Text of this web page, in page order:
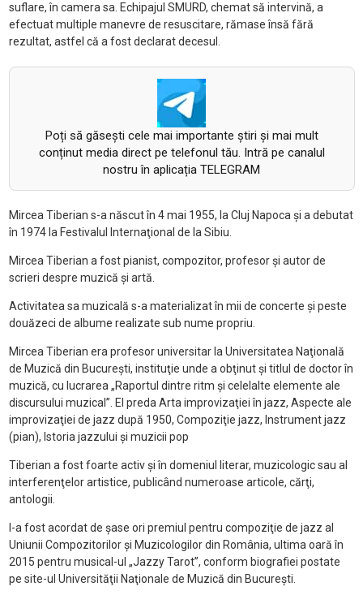
suflare, în camera sa. Echipajul SMURD, chemat să intervină, a
efectuat multiple manevre de resuscitare, rămase însă fără
rezultat, astfel că a fost declarat decesul.
Poți să găsești cele mai importante știri și mai mult
conținut media direct pe telefonul tău. Intră pe canalul
nostru în aplicația TELEGRAM
Mircea Tiberian s-a născut în 4 mai 1955, la Cluj Napoca şi a debutat
în 1974 la Festivalul Internaţional de la Sibiu.
Mircea Tiberian a fost pianist, compozitor, profesor şi autor de
scrieri despre muzică şi artă.
Activitatea sa muzicală s-a materializat în mii de concerte şi peste
douăzeci de albume realizate sub nume propriu.
Mircea Tiberian era profesor universitar la Universitatea Naţională
de Muzică din Bucureşti, instituţie unde a obţinut şi titlul de doctor în
muzică, cu lucrarea „Raportul dintre ritm şi celelalte elemente ale
discursului muzical”. El preda Arta improvizaţiei în jazz, Aspecte ale
improvizaţiei de jazz după 1950, Compoziţie jazz, Instrument jazz
(pian), Istoria jazzului şi muzicii pop
Tiberian a fost foarte activ şi în domeniul literar, muzicologic sau al
interferenţelor artistice, publicând numeroase articole, cărţi,
antologii.
I-a fost acordat de şase ori premiul pentru compoziţie de jazz al
Uniunii Compozitorilor şi Muzicologilor din România, ultima oară în
2015 pentru musical-ul „Jazzy Tarot”, conform biografiei postate
pe site-ul Universităţii Naţionale de Muzică din Bucureşti.